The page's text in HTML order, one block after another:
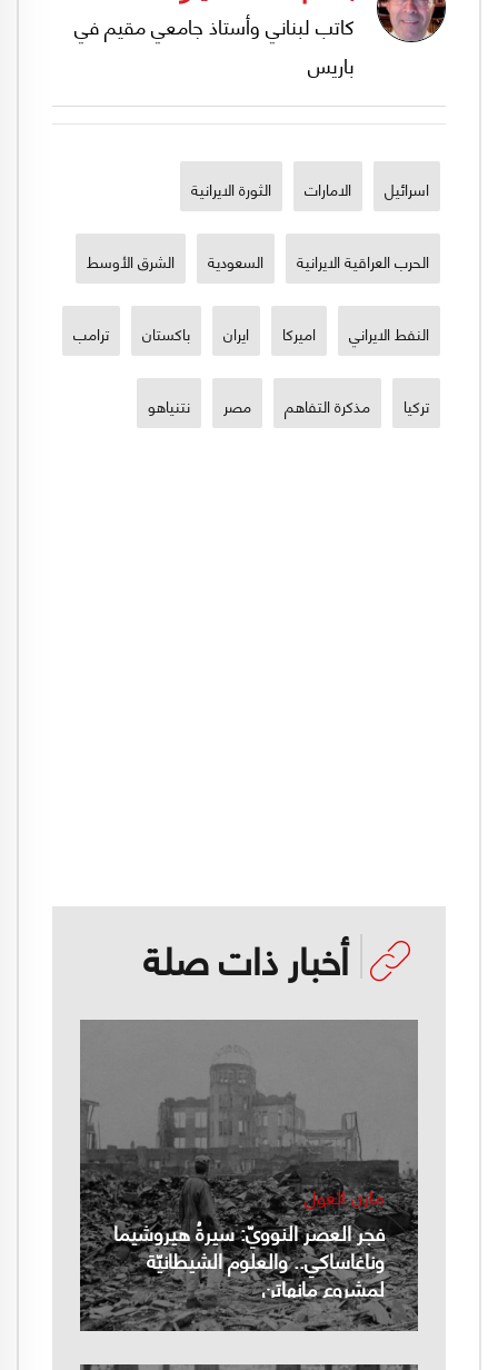
كاتب لبناني وأستاذ جامعي مقيم في
باريس
اسرائيل الامارات الثورة الايرانية
الحرب العراقية الايرانية السعودية الشرق الأوسط
النفط الايراني اميركا ايران باكستان ترامب
تركيا مذكرة التفاهم مصر نتنياهو
أخبار ذات صلة
مازن الغول
فجر العصر النوويّ: سيرةُ هيروشيما
وناغاساكي.. والعلوم الشيطانيّة
لمشروع مانهاتن